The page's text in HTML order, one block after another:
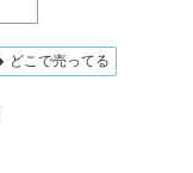
どこで売ってる